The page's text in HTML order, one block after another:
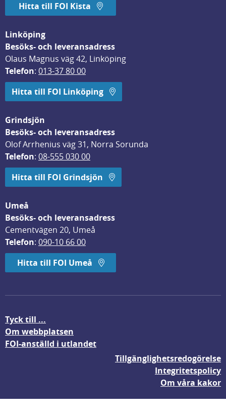
Hitta till FOI Kista
Linköping
Besöks- och leveransadress
Olaus Magnus väg 42, Linköping
Telefon: 013-37 80 00
Hitta till FOI Linköping
Grindsjön
Besöks- och leveransadress
Olof Arrhenius väg 31, Norra Sorunda
Telefon: 08-555 030 00
Hitta till FOI Grindsjön
Umeå
Besöks- och leveransadress
Cementvägen 20, Umeå
Telefon: 090-10 66 00
Hitta till FOI Umeå
Tyck till ...
Om webbplatsen
FOI-anställd i utlandet
Tillgänglighetsredogörelse
Integritetspolicy
Om våra kakor